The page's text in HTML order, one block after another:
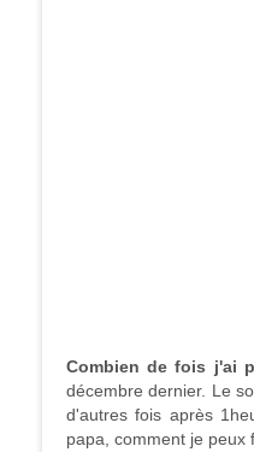
Combien de fois j'ai
décembre dernier. Le
d'autres fois après
papa, comment je peux